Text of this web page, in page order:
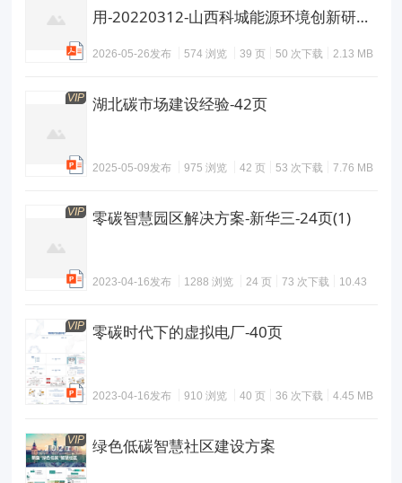
用-20220312-山西科城能源环境创新研究
院-39页.pdf
2026-05-26发布 574 浏览 39 页 50 次下载 2.13 MB
VIP 湖北碳市场建设经验-42页
2025-05-09发布 975 浏览 42 页 53 次下载 7.76 MB
VIP 零碳智慧园区解决方案-新华三-24页(1)
2023-04-16发布 1288 浏览 24 页 73 次下载
10.43
VIP 零碳时代下的虚拟电厂-40页
2023-04-16发布 910 浏览 40 页 36 次下载 4.45 MB
VIP 绿色低碳智慧社区建设方案